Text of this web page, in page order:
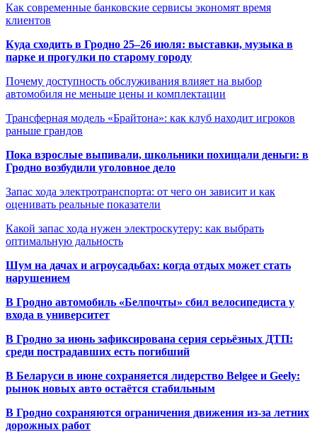
Как современные банковские сервисы экономят время
клиентов
Куда сходить в Гродно 25–26 июля: выставки, музыка в
парке и прогулки по старому городу
Почему доступность обслуживания влияет на выбор
автомобиля не меньше цены и комплектации
Трансферная модель «Брайтона»: как клуб находит игроков
раньше грандов
Пока взрослые выпивали, школьники похищали деньги: в
Гродно возбудили уголовное дело
Запас хода электротранспорта: от чего он зависит и как
оценивать реальные показатели
Какой запас хода нужен электроскутеру: как выбрать
оптимальную дальность
Шум на дачах и агроусадьбах: когда отдых может стать
нарушением
В Гродно автомобиль «Белпочты» сбил велосипедиста у
входа в университет
В Гродно за июнь зафиксирована серия серьёзных ДТП:
среди пострадавших есть погибший
В Беларуси в июне сохраняется лидерство Belgee и Geely:
рынок новых авто остаётся стабильным
В Гродно сохраняются ограничения движения из-за летних
дорожных работ